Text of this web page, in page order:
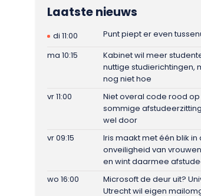
Laatste nieuws
di 11:00
Punt piept er even
ma 10:15
Kabinet wil meer
nuttige studierichtingen,
nog niet hoe
vr 11:00
Niet overal code rood op
sommige
wel door
vr 09:15
Iris maakt met één blik
onveiligheid van
en wint daarmee
wo 16:00
Microsoft de deur uit?
Utrecht wil eigen